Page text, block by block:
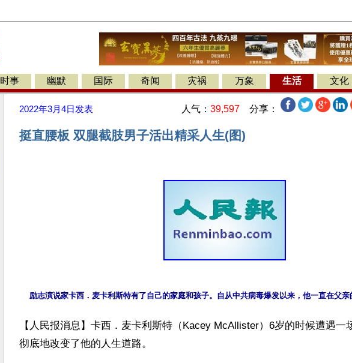
时事 幽默 国际 奇闻 灾祸 万象 生活 文化
2022年3月4日 发表 人气： 39,597 分享：
挺直腰板 双腿截肢男子活出精采人生(图)
【人民报消息】卡西．麦卡利斯特（Kacey McAllister）6岁的时候遭遇一
彻底地改变了他的人生道路。